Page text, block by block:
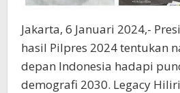
Jakarta, 6 Januari 2024,-
hasil Pilpres 2024 tentukan
depan Indonesia hadapi
demografi 2030. Legacy